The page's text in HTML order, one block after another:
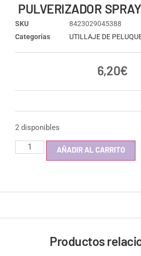
PULVERIZADOR
SKU
8423029045388
Categorías
UTILLAJE DE
6,20€
2 disponibles
AÑADIR AL CARRITO
Productos